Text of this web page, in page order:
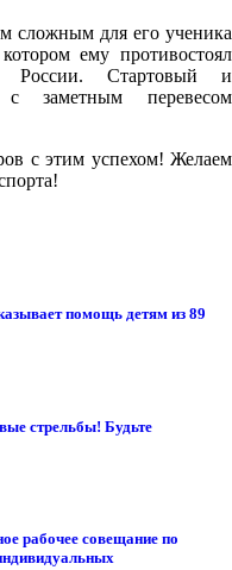
для его ученика
ему противостоял
России. Стартовый и
заметным перевесом
с этим успехом! Желаем
помощь детям из 89
стрельбы! Будьте
рабочее совещание по